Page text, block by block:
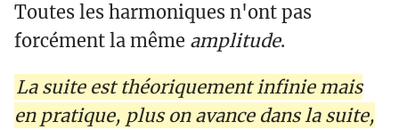
Toutes les harmoniques n'ont pas
forcément la même amplitude.
La suite estthéoriquementinfinie mais
en pratique, plus on avance dans la suite,